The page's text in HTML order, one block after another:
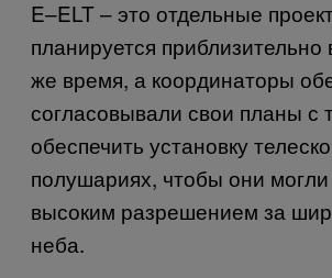
E–ELT– это отдельные
планируется приблизительно
же время, а координаторы
согласовывали свои планы с
обеспечить установку
полушариях, чтобы они
высоким разрешением за
неба.